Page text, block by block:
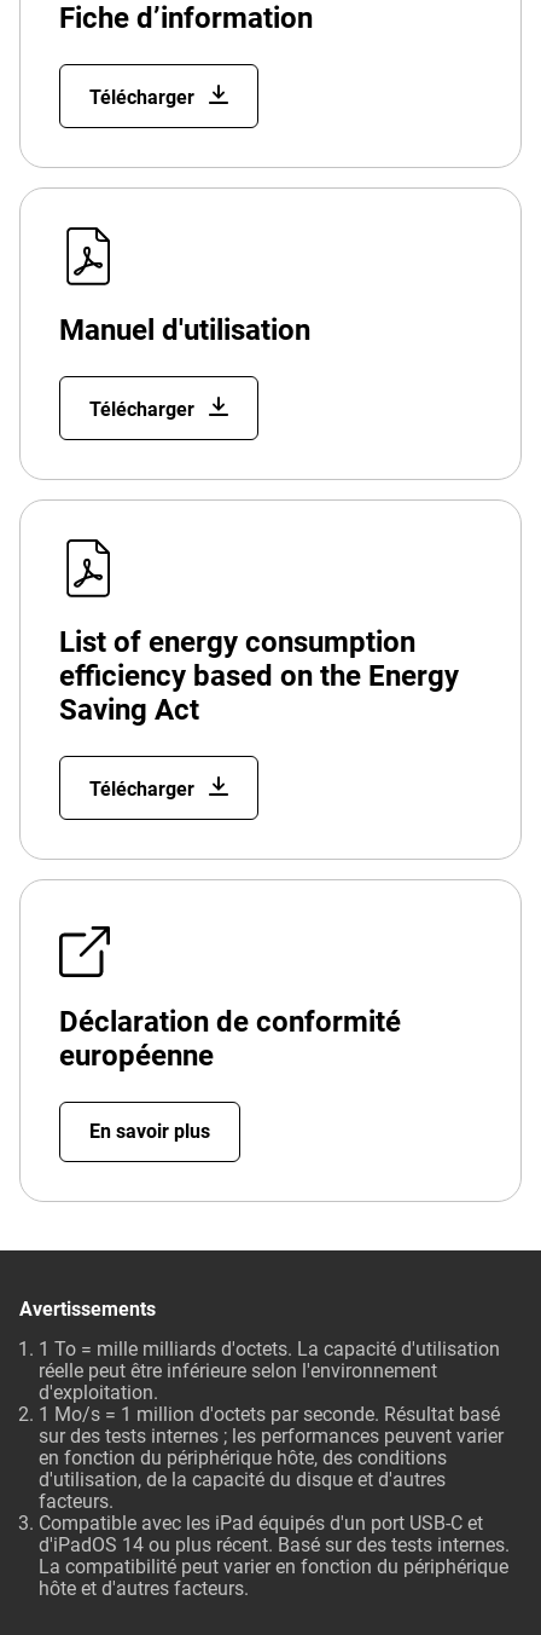
Fiche d’information
Télécharger
Manuel d'utilisation
Télécharger
List of energy consumption
efficiency based on the Energy
Saving Act
Télécharger
Déclaration de conformité
européenne
En savoir plus
Avertissements
1 To = mille milliards d'octets. La capacité d'utilisation
réelle peut être inférieure selon l'environnement
d'exploitation.
1 Mo/s = 1 million d'octets par seconde. Résultat basé
sur des tests internes ; les performances peuvent varier
en fonction du périphérique hôte, des conditions
d'utilisation, de la capacité du disque et d'autres
facteurs.
Compatible avec les iPad équipés d'un port USB-C et
d'iPadOS 14 ou plus récent. Basé sur des tests internes.
La compatibilité peut varier en fonction du périphérique
hôte et d'autres facteurs.